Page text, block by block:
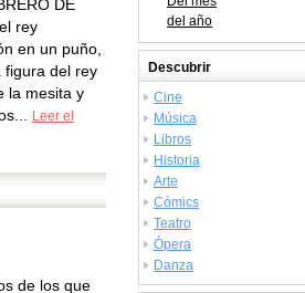
DE
rey
en un puño,
figura del rey
la mesita y
Leer el
de los que
del año
Descubrir
Cine
Música
Libros
Historia
Arte
Cómics
Teatro
Ópera
Danza